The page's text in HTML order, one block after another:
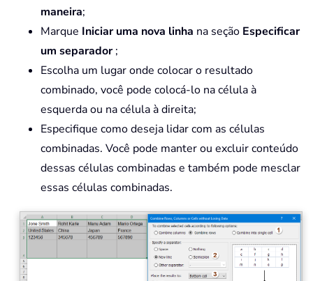
maneira;
Marque Iniciar uma nova linha na seção Especificar
um separador;
Escolha um lugar onde colocar o resultado
combinado, você pode colocá-lo na célula à
esquerda ou na célula à direita;
Especifique como deseja lidar com as células
combinadas. Você pode manter ou excluir conteúdo
dessas células combinadas e também pode mesclar
essas células combinadas.